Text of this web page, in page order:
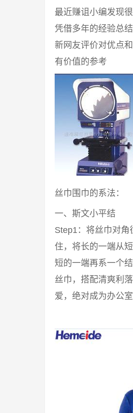
最近赚诅小编发现
凭借多年的经验总
新网友评价对优点
有价值的参考
丝巾围巾的系法：
一、斯文小平结
Step1：将丝巾对
住，将长的一端从
短的一端再系一个
丝巾，搭配清爽利
爱，绝对成为办公